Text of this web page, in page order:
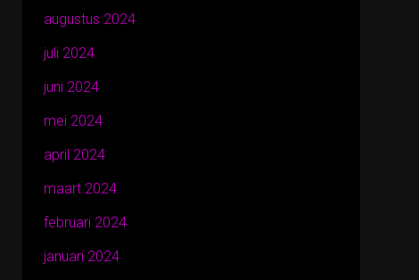
augustus 2024
juli 2024
juni 2024
mei 2024
april 2024
maart 2024
februari 2024
januari 2024